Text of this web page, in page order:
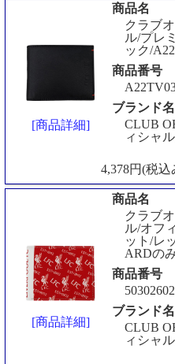
[商品詳細]
商品名
クラブ
ル/プレ
ック/
商品番号
ブランド名
CLUB
ィシャ
4,378円(税込
[商品詳細]
商品名
クラブ
ル/オフ
ット/レ
ARDの
商品番号
ブランド名
CLUB
ィシャ